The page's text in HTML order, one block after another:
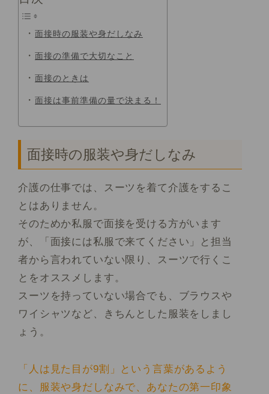
面接時の服装や身だしなみ
面接の準備で大切なこと
面接のときは
面接は事前準備の量で決まる！
面接時の服装や身だしなみ
介護の仕事では、スーツを着て介護をするこ
とはありません。
そのためか私服で面接を受ける方がいます
が、「面接には私服で来てください」と担当
者から言われていない限り、 スーツで行くこ
とをオススメします。
スーツを持っていない場合でも、ブラウスや
ワイシャツなど、きちんとした服装をしまし
ょう。
「人は見た目が9割」という言葉があるよう
に、服装や身だしなみで、あなたの第一印象